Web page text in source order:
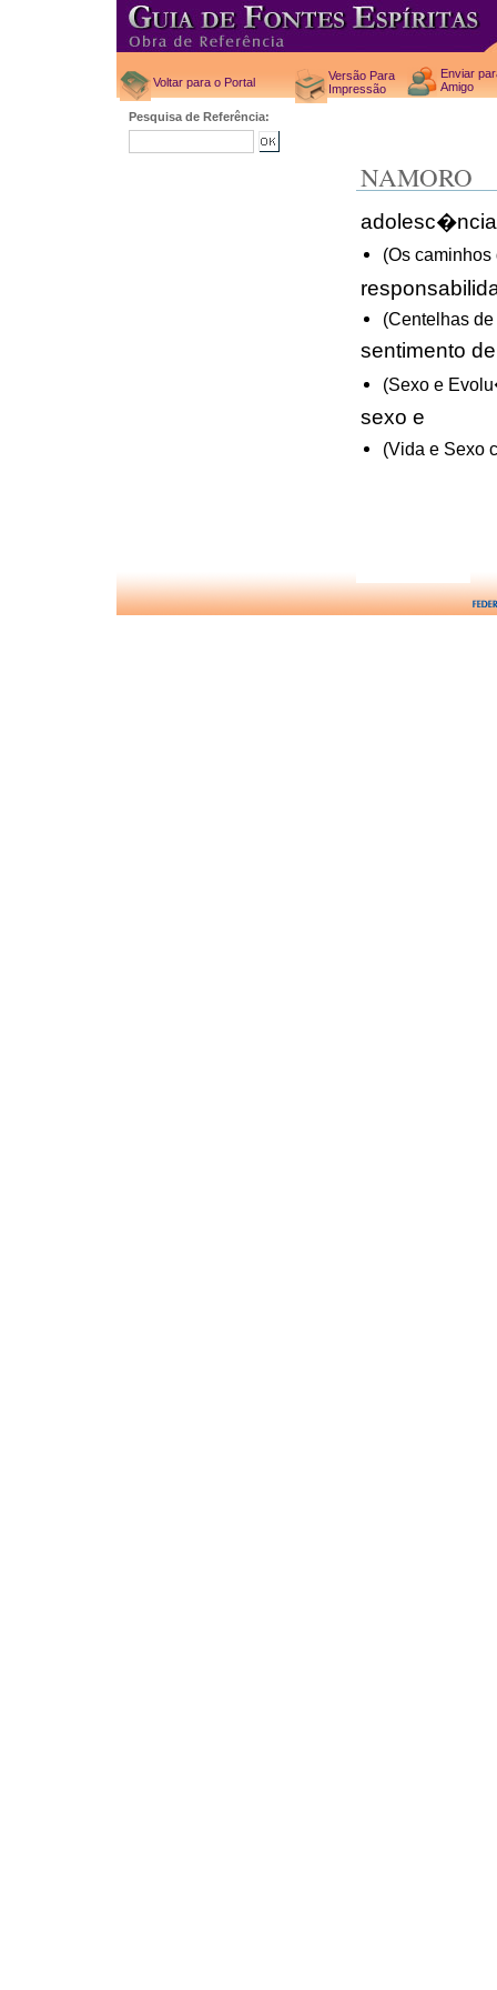
Voltar para o Portal
Versão Para
Impressão
Enviar
Amigo
Pesquisa de Referência:
NAMORO
(Os
(Centelhas
sentimento
(Sexo e
sexo e
(Vida e Sexo